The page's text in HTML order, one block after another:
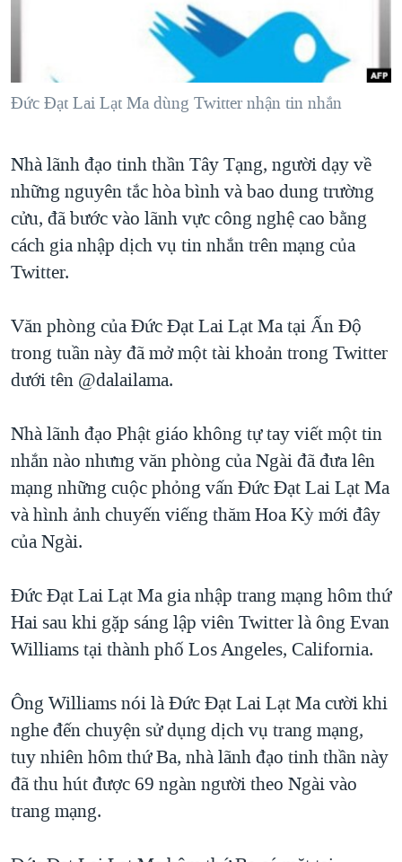
NGƯỜI VIỆT HẢI NGOẠI
KINH TẾ
KHOA HỌC
THỂ THAO
GIÁO DỤC
HÀNH TRÌNH BẦU CỬ 2024
MỘT NĂM CHIẾN TRANH TẠI DẢI GAZA
GIẢI MÃ VÀNH ĐAI & CON ĐƯỜNG
TRỊNH VĨNH BÌNH - NGƯỜI HẠ 'BÊN THẮNG CUỘC'
GROUND ZERO – XƯA VÀ NAY
CHI PHÍ CHIẾN TRANH AFGHANISTAN
CÁC GIÁ TRỊ CỘNG HÒA Ở VIỆT NAM
TRỊNH VĨNH BÌNH VS. CHÍNH PHỦ VIỆT NAM
NGƯ DÂN VIỆT VÀ LÀN SÓNG TRỘM HẢI SÂM
BÊN KIA QUỐC LỘ: TIẾNG VỌNG TỪ NÔNG THÔN MỸ
QUAN HỆ VIỆT MỸ
MẠNG XÃ HỘI
Ngôn ngữ khác
Đức Đạt Lai Lạt Ma dùng Twitter nhận tin nhắn
Nhà lãnh đạo tinh thần Tây Tạng, người dạy về
những nguyên tắc hòa bình và bao dung trường
cửu, đã bước vào lãnh vực công nghệ cao bằng
cách gia nhập dịch vụ tin nhắn trên mạng của
Twitter.
Văn phòng của Đức Đạt Lai Lạt Ma tại Ấn Độ
trong tuần này đã mở một tài khoản trong Twitter
dưới tên @dalailama.
Nhà lãnh đạo Phật giáo không tự tay viết một tin
nhắn nào nhưng văn phòng của Ngài đã đưa lên
mạng những cuộc phỏng vấn Đức Đạt Lai Lạt Ma
và hình ảnh chuyến viếng thăm Hoa Kỳ mới đây
của Ngài.
Đức Đạt Lai Lạt Ma gia nhập trang mạng hôm thứ
Hai sau khi gặp sáng lập viên Twitter là ông Evan
Williams tại thành phố Los Angeles, California.
Ông Williams nói là Đức Đạt Lai Lạt Ma cười khi
nghe đến chuyện sử dụng dịch vụ trang mạng,
tuy nhiên hôm thứ Ba, nhà lãnh đạo tinh thần này
đã thu hút được 69 ngàn người theo Ngài vào
trang mạng.